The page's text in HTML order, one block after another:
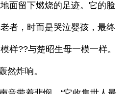
面留下燃烧的足迹。它的脸
者，时而是哭泣婴孩，最终
样??与楚昭生母一模一样。
炸响。